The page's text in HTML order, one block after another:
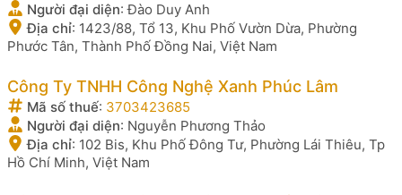
Người đại diện:Đào Duy Anh
Địa chỉ: 1423/88, Tổ 13, Khu Phố Vườn Dừa, Phường
Phước Tân, Thành Phố Đồng Nai, Việt Nam
Công Ty TNHH Công Nghệ Xanh Phúc Lâm
Mã số thuế: 3703423685
Người đại diện: Nguyễn Phương Thảo
Địa chỉ: 102 Bis, Khu Phố Đông Tư, Phường Lái Thiêu, Tp
Hồ Chí Minh, Việt Nam